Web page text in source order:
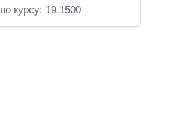
по курсу: 19.1500